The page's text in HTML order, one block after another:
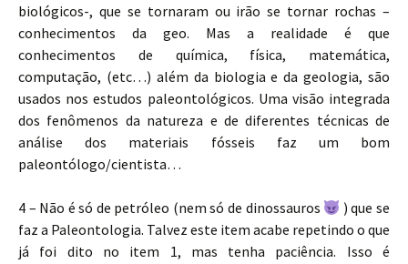
biológicos-, que se tornaram ou irão se tornar rochas –
conhecimentos da geo. Mas a realidade é que
conhecimentos de química, física, matemática,
computação, (etc…) além da biologia e da geologia, são
usados nos estudos paleontológicos. Uma visão integrada
dos fenômenos da natureza e de diferentes técnicas de
análise dos materiais fósseis faz um bom
paleontólogo/cientista…
4 – Não é só de petróleo (nem só de dinossauros
) que se
faz a Paleontologia. Talvez este item acabe repetindo o que
já foi dito no item 1, mas tenha paciência. Isso é